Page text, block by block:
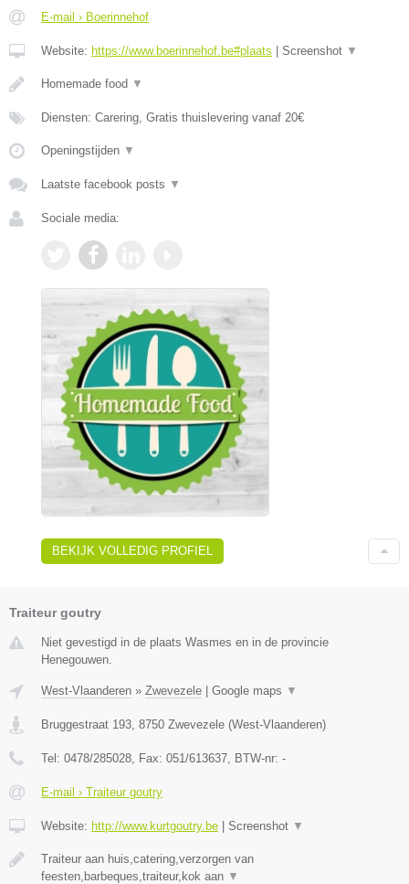
E-mail › Boerinnehof
Website: https://www.boerinnehof.be#plaats | Screenshot ▼
Homemade food ▼
Diensten: Carering, Gratis thuislevering vanaf 20€
Openingstijden ▼
Laatste facebook posts ▼
Sociale media:
BEKIJK VOLLEDIG PROFIEL
Traiteur goutry
Niet gevestigd in de plaats Wasmes en in de provincie
Henegouwen.
West-Vlaanderen » Zwevezele | Google maps ▼
Bruggestraat 193 8750 Zwevezele (West-Vlaanderen)
Tel: 0478/285028 , Fax: 051/613637 , BTW-nr: -
E-mail › Traiteur goutry
Website: http://www.kurtgoutry.be | Screenshot ▼
Traiteur aan huis,catering,verzorgen van
feesten,barbeques,traiteur,kok aan ▼